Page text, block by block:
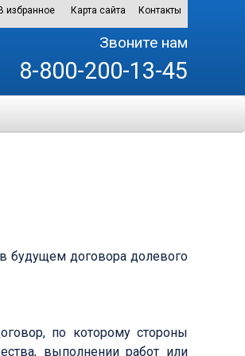
В избранное Карта сайта Контакты
Звоните нам
8-800-200-13-45
будущем договора долевого
по которому стороны
выполнении работ или